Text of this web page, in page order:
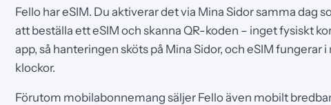
Fello har eSIM. Du aktiverar det via Mina Sidor samma dag
att beställa ett eSIM och skanna QR-koden – inget fysiskt
app, så hanteringen sköts på Mina Sidor, och eSIM
klockor.
Förutom mobilabonnemang säljer Fello även mobilt